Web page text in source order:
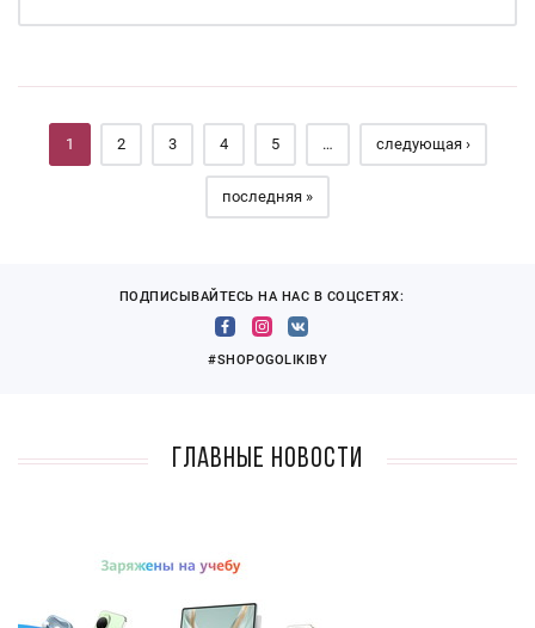
Страницы
1 2 3 4 5 … следующая ›
последняя »
ПОДПИСЫВАЙТЕСЬ НА НАС В СОЦСЕТЯХ:
#SHOPOGOLIKIBY
Главные новости